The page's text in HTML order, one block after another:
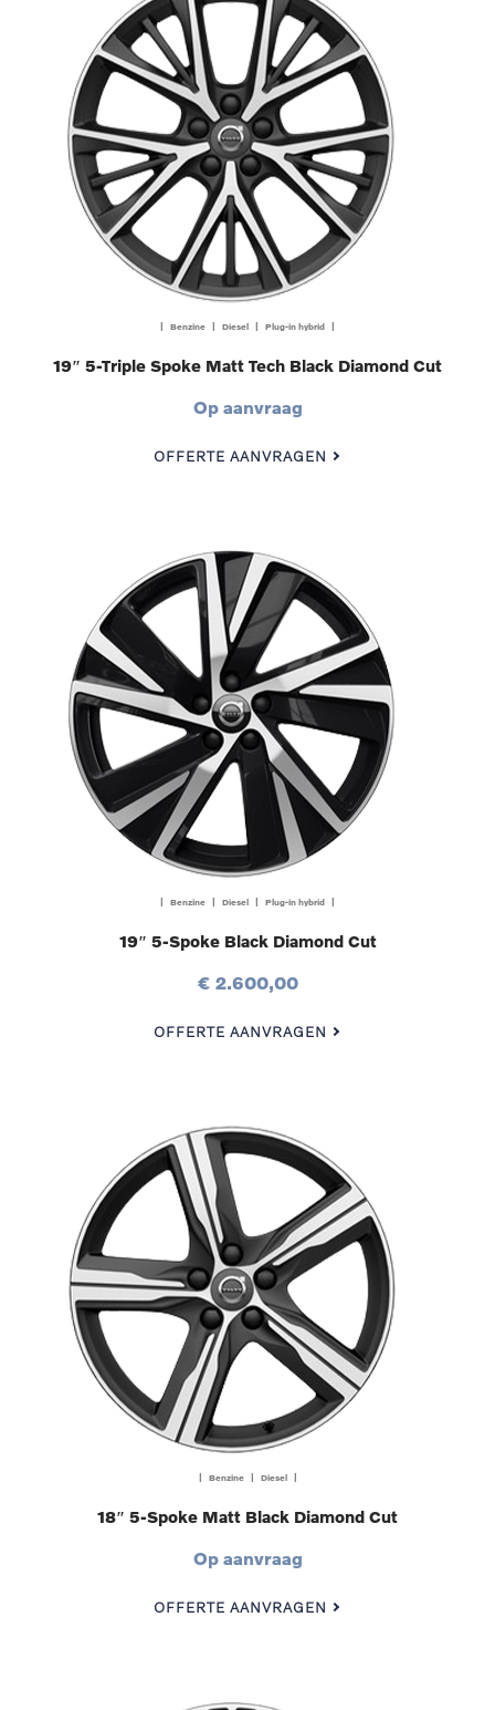
| Benzine | Diesel | Plug-in hybrid |
19″ 5-Triple Spoke Matt Tech Black Diamond Cut
Op aanvraag
OFFERTE AANVRAGEN
| Benzine | Diesel | Plug-in hybrid |
19″ 5-Spoke Black Diamond Cut
€ 2.600,00
OFFERTE AANVRAGEN
| Benzine | Diesel |
18″ 5-Spoke Matt Black Diamond Cut
Op aanvraag
OFFERTE AANVRAGEN